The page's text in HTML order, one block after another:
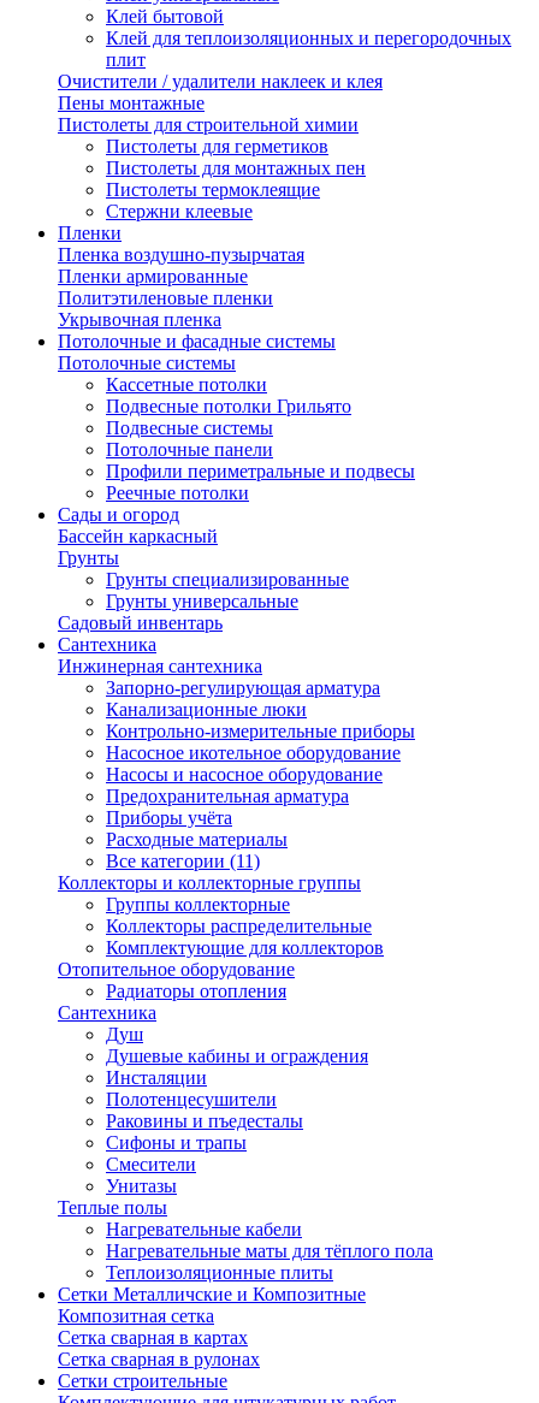
Клей бытовой
Клей для теплоизоляционных и перегородочных
плит
Очистители / удалители наклеек и клея
Пены монтажные
Пистолеты для строительной химии
Пистолеты для герметиков
Пистолеты для монтажных пен
Пистолеты термоклеящие
Стержни клеевые
Пленки
Пленка воздушно-пузырчатая
Пленки армированные
Политэтиленовые пленки
Укрывочная пленка
Потолочные и фасадные системы
Потолочные системы
Кассетные потолки
Подвесные потолки Грильято
Подвесные системы
Потолочные панели
Профили периметральные и подвесы
Реечные потолки
Сады и огород
Бассейн каркасный
Грунты
Грунты специализированные
Грунты универсальные
Садовый инвентарь
Сантехника
Инжинерная сантехника
Запорно-регулирующая арматура
Канализационные люки
Контрольно-измерительные приборы
Насосное икотельное оборудование
Насосы и насосное оборудование
Предохранительная арматура
Приборы учёта
Расходные материалы
Все категории (11)
Коллекторы и коллекторные группы
Группы коллекторные
Коллекторы распределительные
Комплектующие для коллекторов
Отопительное оборудование
Радиаторы отопления
Сантехника
Душ
Душевые кабины и ограждения
Инсталяции
Полотенцесушители
Раковины и пъедесталы
Сифоны и трапы
Смесители
Унитазы
Теплые полы
Нагревательные кабели
Нагревательные маты для тёплого пола
Теплоизоляционные плиты
Сетки Металличские и Композитные
Композитная сетка
Сетка сварная в картах
Сетка сварная в рулонах
Сетки строительные